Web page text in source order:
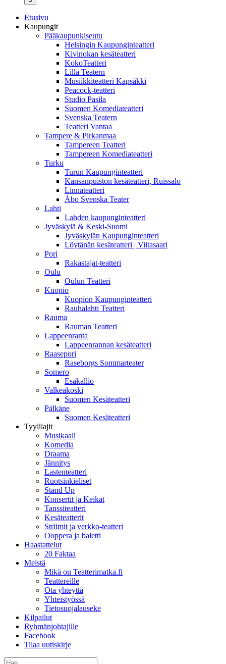
Etusivu
Kaupungit
Pääkaupunkiseutu
Helsingin Kaupunginteatteri
Kivinokan kesäteatteri
KokoTeatteri
Lilla Teatern
Musiikkiteatteri Kapsäkki
Peacock-teatteri
Studio Pasila
Suomen Komediateatteri
Svenska Teatern
Teatteri Vantaa
Tampere & Pirkanmaa
Tampereen Teatteri
Tampereen Komediateatteri
Turku
Turun Kaupunginteatteri
Kansanpuiston kesäteatteri, Ruissalo
Linnateatteri
Åbo Svenska Teater
Lahti
Lahden kaupunginteatteri
Jyväskylä & Keski-Suomi
Jyväskylän Kaupunginteatteri
Löytänän kesäteatteri | Viitasaari
Pori
Rakastajat-teatteri
Oulu
Oulun Teatteri
Kuopio
Kuopion Kaupunginteatteri
Rauhalahti Teatteri
Rauma
Rauman Teatteri
Lappeenranta
Lappeenrannan kesäteatteri
Raasepori
Raseborgs Sommarteater
Somero
Esakallio
Valkeakoski
Suomen Kesäteatteri
Pälkäne
Suomen Kesäteatteri
Tyylilajit
Musikaali
Komedia
Draama
Jännitys
Lastenteatteri
Ruotsinkieliset
Stand Up
Konsertit ja Keikat
Tanssiteatteri
Kesäteatterit
Striimit ja verkko-teatteri
Ooppera ja baletti
Haastattelut
20 Faktaa
Meistä
Mikä on Teatterimatka.fi
Teattereille
Ota yhteyttä
Yhteistyössä
Tietosuojalauseke
Kilpailut
Ryhmänjohtajille
Facebook
Tilaa uutiskirje
Etsi